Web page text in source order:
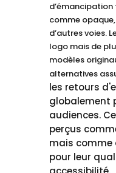
comme
d’autres voies.
logo mais de
modèles
alternatives
les retours
globalement
audiences.
perçus
mais comme
pour leur